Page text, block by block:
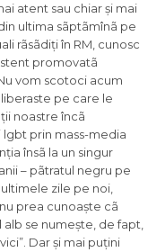
atent sau chiar și mai
ultima sãptãmînã pe
rãsãdiți în RM, cunosc
promovatã
vom scotoci acum
pe care le
noastre încã
lgbt prin mass-media
însã la un singur
– pãtratul negru pe
zile pe noi,
prea cunoaște cã
se numește, de fapt,
Dar și mai puțini